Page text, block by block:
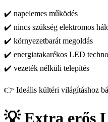
✔️ napelemes működés
✔️ nincs szükség elektromos
✔️ környezetbarát megoldás
✔️ energiatakarékos LED
✔️ vezeték nélküli telepítés
👉 Ideális kültéri világításhoz
💡 Extra erős